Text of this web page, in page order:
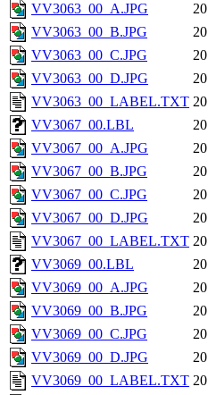
VV3063_00_A.JPG
VV3063_00_B.JPG
VV3063_00_C.JPG
VV3063_00_D.JPG
VV3063_00_LABEL.TXT
VV3067_00.LBL
VV3067_00_A.JPG
VV3067_00_B.JPG
VV3067_00_C.JPG
VV3067_00_D.JPG
VV3067_00_LABEL.TXT
VV3069_00.LBL
VV3069_00_A.JPG
VV3069_00_B.JPG
VV3069_00_C.JPG
VV3069_00_D.JPG
VV3069_00_LABEL.TXT